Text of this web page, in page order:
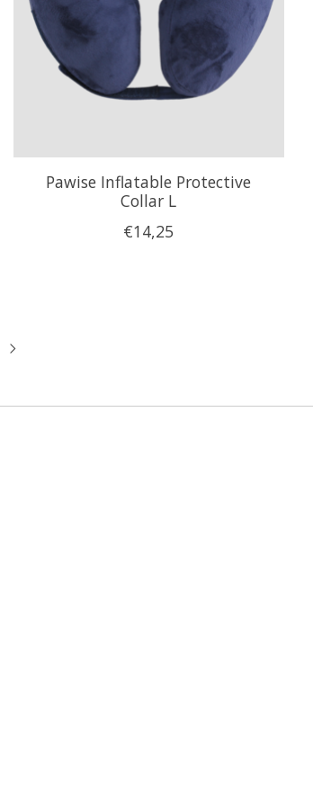
Pawise Inflatable Protective
Collar L
€14,25